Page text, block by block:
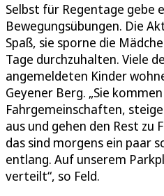
Selbst für Regentage gebe
Bewegungsübungen. Die
Spaß, sie sporne die
Tage durchzuhalten. Viele
angemeldeten Kinder
Geyener Berg. „Sie
Fahrgemeinschaften,
aus und gehen den Rest zu
das sind morgens ein paar
entlang. Auf unserem
verteilt“, so Feld.